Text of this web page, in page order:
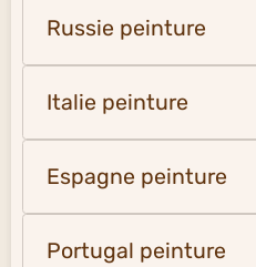
Russie peinture
Italie peinture
Espagne peinture
Portugal peinture